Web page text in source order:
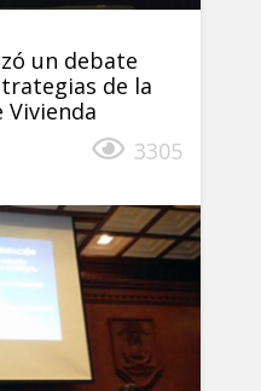
un debate
de la
Vivienda
3305